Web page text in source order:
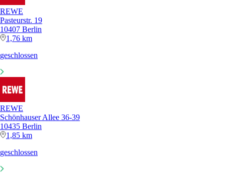
REWE
Pasteurstr. 19
10407 Berlin
1,76 km
geschlossen
REWE
Schönhauser Allee 36-39
10435 Berlin
1,85 km
geschlossen